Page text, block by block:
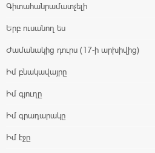
Գիտահանրամատչելի
Երբ ուսանող ես
Ժամանակից դուրս (17-ի արխիվից)
Իմ բնակավայրը
Իմ գյուղը
Իմ գրադարակը
Իմ էջը